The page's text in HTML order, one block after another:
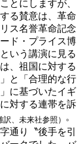
とにしますが、
る賛意は、革命
ス名誉革命記念
ド・プライス博
いう講演に見る
、祖国に対する
と「合理的な行
に基づいたイギ
対する連帯を訴
、未来社参照） 。
通り〝後手を引